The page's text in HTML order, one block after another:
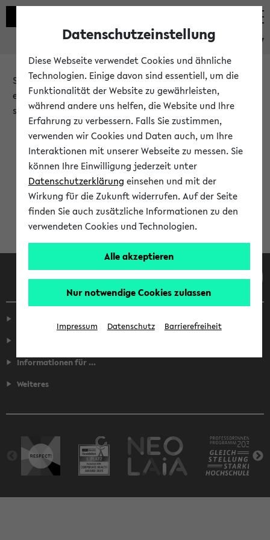
eKVV
Sie möchten auf eine eKVV Funktion zugreifen, die Ihnen
erst nach einer Anmeldung am System zur Verfügung
steht.
Bitte melden Sie sich an:
Anmeldung am eKVV
Informationen für ...
Weiteres
Datenschutzeinstellung
Diese Webseite verwendet Cookies und ähnliche
Technologien. Einige davon sind essentiell, um die
Funktionalität der Website zu gewährleisten,
während andere uns helfen, die Website und Ihre
Erfahrung zu verbessern. Falls Sie zustimmen,
verwenden wir Cookies und Daten auch, um Ihre
Interaktionen mit unserer Webseite zu messen. Sie
können Ihre Einwilligung jederzeit unter
Datenschutzerklärung einsehen und mit der
Wirkung für die Zukunft widerrufen. Auf der Seite
finden Sie auch zusätzliche Informationen zu den
verwendeten Cookies und Technologien.
Alle akzeptieren
Nur notwendige Cookies zulassen
Impressum Datenschutz Barrierefreiheit